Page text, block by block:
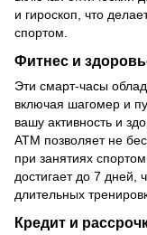
и гироскоп, что
спортом.
Фитнес и
Эти смарт-часы
включая шагомер и
вашу активность и
ATM позволяет не
при занятиях
достигает до 7 дней,
длительных
Кредит и